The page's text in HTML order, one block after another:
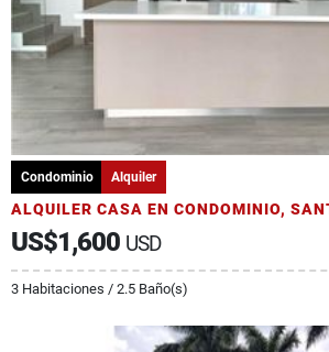
Condominio Alquiler
ALQUILER CASA EN CONDOMINIO,
US$1,600 USD
3 Habitaciones / 2.5 Baño(s)